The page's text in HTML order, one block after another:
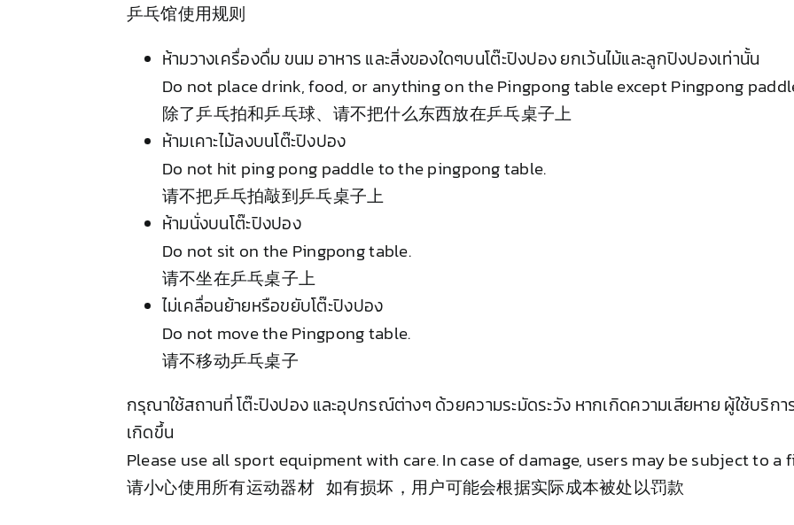
乒乓馆使用规则
ห้ามวางเครื่องดื่ม ขนม อาหาร และสิ่งของใดๆบนโต๊ะปิงปอง ยกเว้นไม้และลูกปิงปองเท่านั้น
Do not place drink, food, or anything on the Pingpong table except Pingpong
除了乒乓拍和乒乓球、请不把什么东西放在乒乓桌子上
ห้ามเคาะไม้ลงบนโต๊ะปิงปอง
Do not hit ping pong paddle to the pingpong table.
请不把乒乓拍敲到乒乓桌子上
ห้ามนั่งบนโต๊ะปิงปอง
Do not sit on the Pingpong table.
请不坐在乒乓桌子上
ไม่เคลื่อนย้ายหรือขยับโต๊ะปิงปอง
Do not move the Pingpong table.
请不移动乒乓桌子
กรุณาใช้สถานที่ โต๊ะปิงปอง และอุปกรณ์ต่างๆ ด้วยความระมัดระวัง หากเกิดความเสียหาย ผู้ใช้บริกา
เกิดขึ้น
Please use all sport equipment with care. In case of damage, users may be subject to
请小心使用所有运动器材 如有损坏，用户可能会根据实际成本被处以罚款